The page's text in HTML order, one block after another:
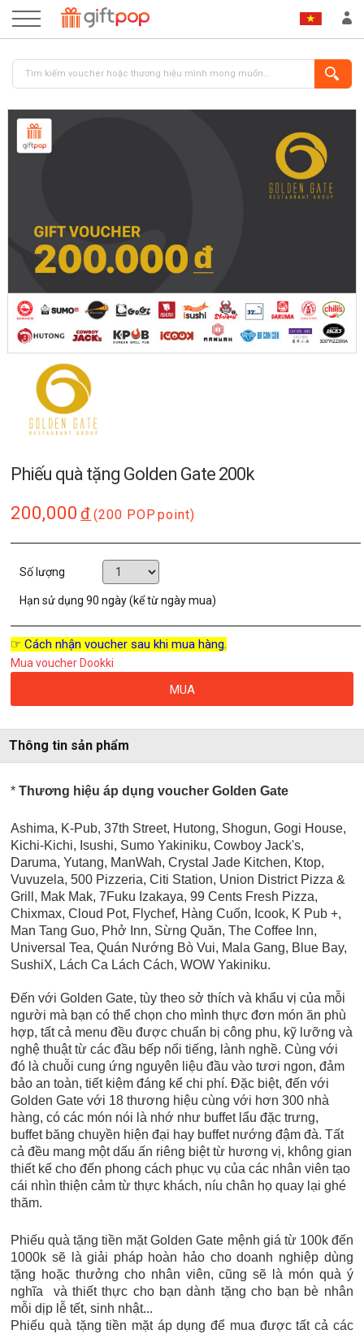
ĐĂNG NHẬP
Phiếu quà tặng Golden Gate 200k
200,000 đ (200 POP point)
Số lượng
Hạn sử dụng90 ngày (kể từ ngày mua)
☞ Cách nhận voucher sau khi mua hàng.
Mua voucher Dookki
MUA
Thông tin sản phẩm
*Thương hiệu áp dụng voucher Golden Gate
Ashima, K-Pub, 37th Street, Hutong, Shogun, Gogi House,
Kichi-Kichi, Isushi, Sumo Yakiniku, Cowboy Jack's,
Daruma, Yutang, ManWah, Crystal Jade Kitchen, Ktop,
Vuvuzela, 500 Pizzeria, Citi Station, Union District Pizza &
Grill, Mak Mak, 7Fuku Izakaya, 99 Cents Fresh Pizza,
Chixmax, Cloud Pot, Flychef, Hàng Cuốn, Icook, K Pub +,
Man Tang Guo, Phở Inn, Sừng Quăn, The Coffee Inn,
Universal Tea,Quán Nướng Bò Vui, Mala Gang, Blue Bay,
SushiX, Lách Ca Lách Cách, WOW Yakiniku.
Đến với Golden Gate, tùy theo sở thích và khẩu vị của mỗi
người mà bạn có thể chọn cho mình thực đơn món ăn phù
hợp, tất cả menu đều được chuẩn bị công phu, kỹ lưỡng và
nghệ thuật từ các đầu bếp nổi tiếng, lành nghề. Cùng với
đó là chuỗi cung ứng nguyên liệu đầu vào tươi ngon, đảm
bảo an toàn, tiết kiệm đáng kể chi phí. Đặc biệt, đến với
Golden Gate với 18 thương hiệu cùng với hơn 300 nhà
hàng, có các món nói là nhớ như buffet lẩu đặc trưng,
buffet băng chuyền hiện đại hay buffet nướng đậm đà. Tất
cả đều mang một dấu ấn riêng biệt từ hương vị, không gian
thiết kế cho đến phong cách phục vụ của các nhân viên tạo
cái nhìn thiện cảm từ thực khách, níu chân họ quay lại ghé
thăm.
Phiếu quà tặng tiền mặt Golden Gate mệnh giá từ 100k đến
1000k sẽ là giải pháp hoàn hảo cho doanh nghiệp dùng
tặng hoặc thưởng cho nhân viên, cũng sẽ là món quà ý
nghĩa và thiết thực cho bạn dành tặng cho bạn bè nhân
mỗi dịp lễ tết, sinh nhật...
Phiếu quà tặng tiền mặt áp dụng để mua được tất cả các